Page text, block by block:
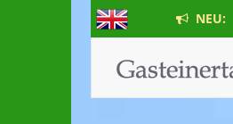
NEU: